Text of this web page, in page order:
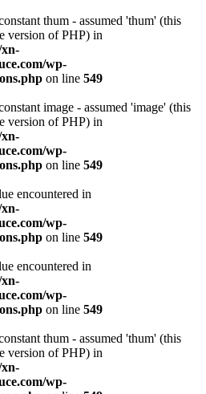
thum - assumed 'thum' (this
version of PHP) in
xn-
wp-
on line 549
image - assumed 'image' (this
version of PHP) in
xn-
wp-
on line 549
encountered in
xn-
wp-
on line 549
encountered in
xn-
wp-
on line 549
thum - assumed 'thum' (this
version of PHP) in
xn-
wp-